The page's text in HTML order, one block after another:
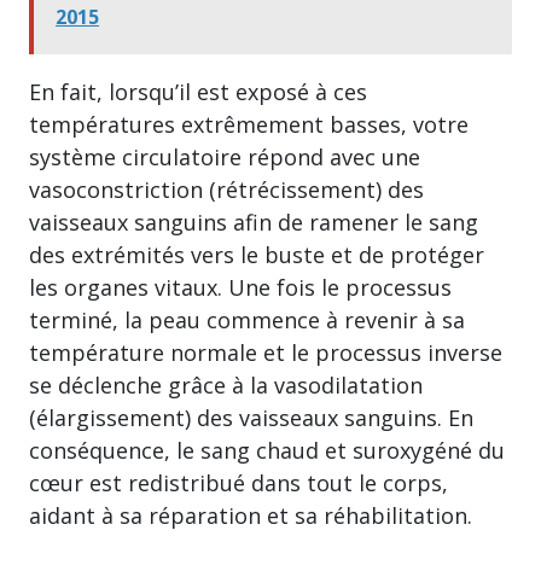
2015
En fait, lorsqu’il est exposé à ces
températures extrêmement basses, votre
système circulatoire répond avec une
vasoconstriction (rétrécissement) des
vaisseaux sanguins afin de ramener le sang
des extrémités vers le buste et de protéger
les organes vitaux. Une fois le processus
terminé, la peau commence à revenir à sa
température normale et le processus inverse
se déclenche grâce à la vasodilatation
(élargissement) des vaisseaux sanguins. En
conséquence, le sang chaud et suroxygéné du
cœur est redistribué dans tout le corps,
aidant à sa réparation et sa réhabilitation.